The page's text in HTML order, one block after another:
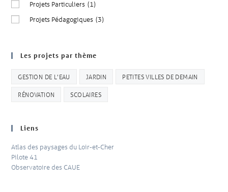
Projets Particuliers (1)
Projets Pédagogiques (3)
Les projets par thème
GESTION DE L'EAU JARDIN PETITES VILLES DE DEMAIN
RÉNOVATION SCOLAIRES
Liens
Atlas des paysages du Loir-et-Cher
Pilote 41
Observatoire des CAUE